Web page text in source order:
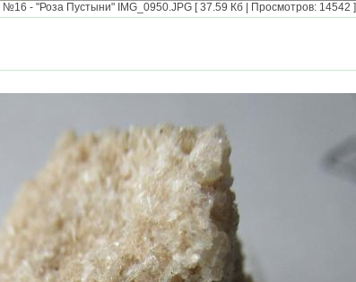
- "Роза Пустыни" IMG_0950.JPG [ 37.59 Кб | Просмотров: 14542 ]